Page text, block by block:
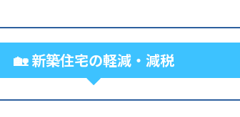
🏡 新築住宅の軽減・減税